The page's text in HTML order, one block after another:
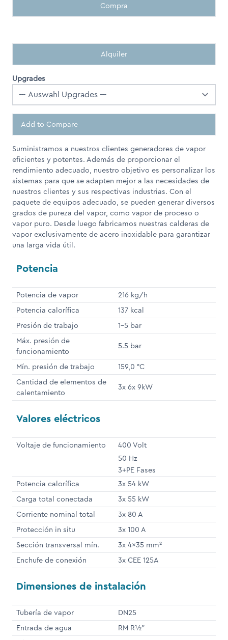
Compra
Alquiler
Upgrades
Add to Compare
Suministramos a nuestros clientes generadores de vapor
eficientes y potentes. Además de proporcionar el
rendimiento adecuado, nuestro objetivo es personalizar los
sistemas para que se adapten mejor a las necesidades de
nuestros clientes y sus respectivas industrias. Con el
paquete de equipos adecuado, se pueden generar diversos
grados de pureza del vapor, como vapor de proceso o
vapor puro. Desde luego fabricamos nuestras calderas de
vapor exclusivamente de acero inoxidable para garantizar
una larga vida útil.
Potencia
Potencia de vapor
216 kg/h
Potencia calorífica
137 kcal
Presión de trabajo
1-5 bar
Máx. presión de
funcionamiento
5.5 bar
Mín. presión de trabajo
159,0 °C
Cantidad de elementos de
calentamiento
3x 6x 9kW
Valores eléctricos
Voltaje de funcionamiento
400 Volt
50 Hz
3+PE Fases
Potencia calorífica
3x 54 kW
Carga total conectada
3x 55 kW
Corriente nominal total
3x 80 A
Protección in situ
3x 100 A
Sección transversal mín.
3x 4x35 mm²
Enchufe de conexión
3x CEE 125A
Dimensiones de instalación
Tubería de vapor
DN25
Entrada de agua
RM R½"